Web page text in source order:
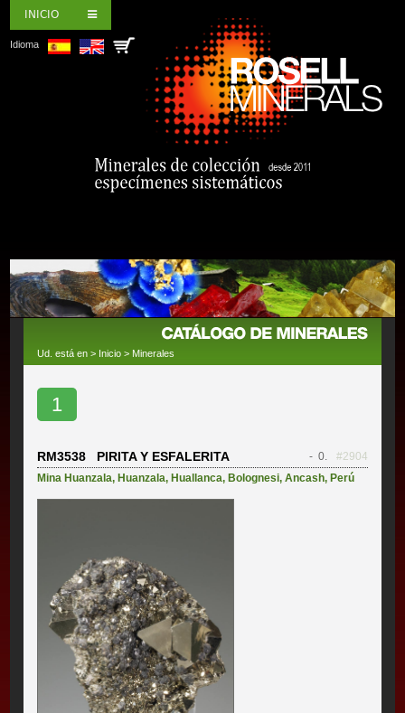
INICIO
Idioma
Ud. está en > Inicio > Minerales
1
RM3538 PIRITA Y ESFALERITA - 0.
#2904
Mina Huanzala, Huanzala, Huallanca, Bolognesi,Ancash, Perú